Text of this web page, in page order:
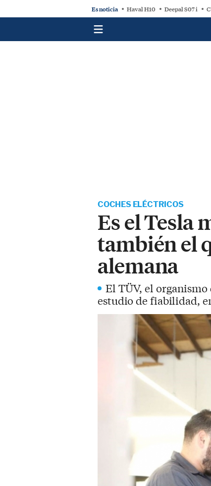
Es noticia Haval H10 Deepal S07 i
COCHES ELÉCTRICOS
Es el Tesla
también el
alemana
El TÜV, el
estudio de fiabilidad,